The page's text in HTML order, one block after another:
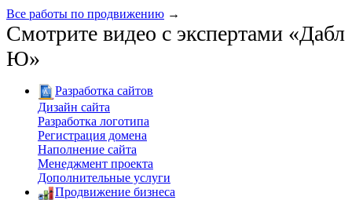
Все работы по продвижению →
Смотрите видео с экспертами «Дабл
Ю»
Разработка сайтов
Дизайн сайта
Разработка логотипа
Регистрация домена
Наполнение сайта
Менеджмент проекта
Дополнительные услуги
Продвижение бизнеса